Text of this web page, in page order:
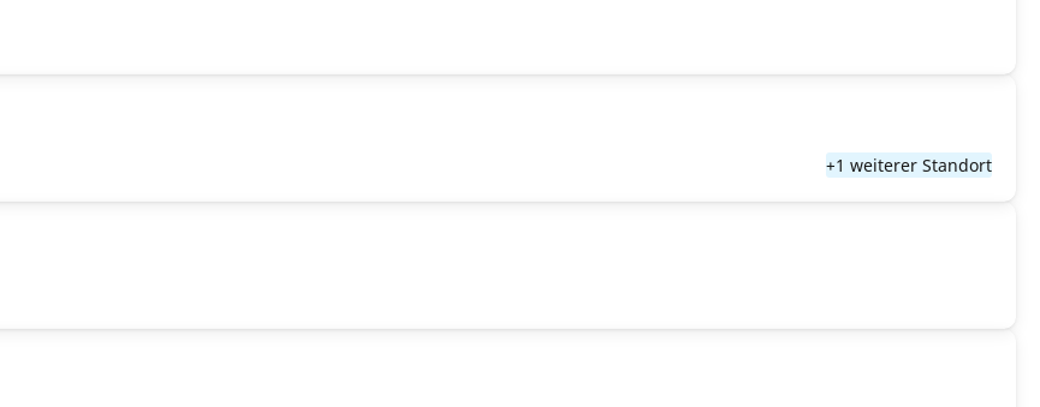
+1 weiterer Standort